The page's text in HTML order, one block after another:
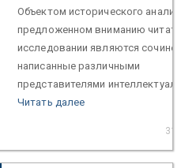
Объектом исторического
предложенном вниманию
исследовании являются
написанные различными
представителями
Читать далее
31